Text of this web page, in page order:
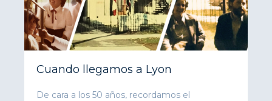
Cuando llegamos a Lyon
De cara a los 50 años, recordamos el